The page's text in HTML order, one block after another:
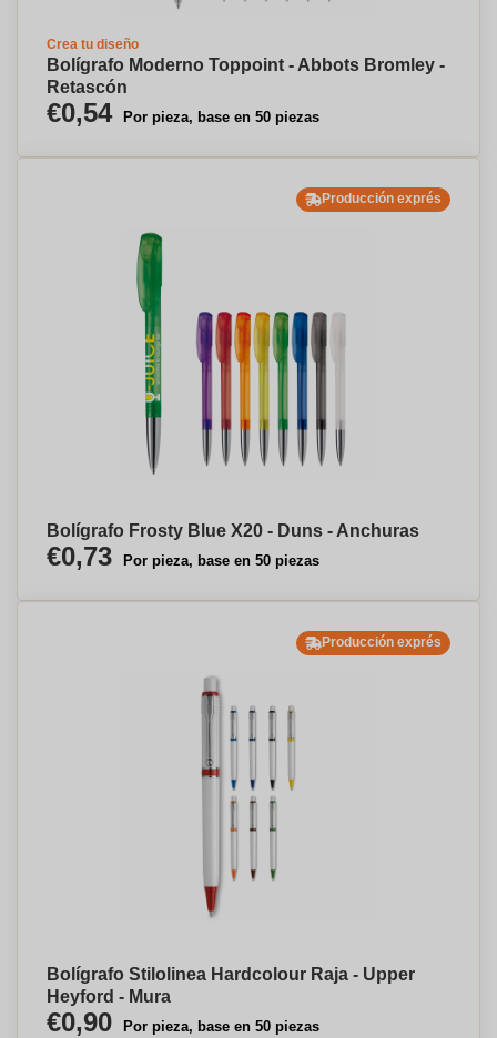
Crea tu diseño
Bolígrafo Moderno Toppoint - Abbots Bromley -
Retascón
€0,54 Por pieza, base en 50 piezas
Producción exprés
Bolígrafo Frosty Blue X20 - Duns - Anchuras
€0,73 Por pieza, base en 50 piezas
Producción exprés
Bolígrafo Stilolinea Hardcolour Raja - Upper
Heyford - Mura
€0,90 Por pieza, base en 50 piezas